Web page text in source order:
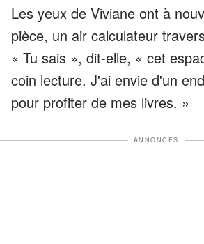
Les yeux de Viviane ont à
pièce, un air calculateur
« Tu sais », dit-elle, « cet
coin lecture. J'ai envie d'un
pour profiter de mes livres. »
ANNONCES